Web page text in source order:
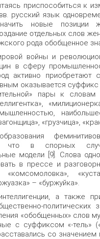
приспособиться к
русский язык
новые
отдельных слов
рода обобщенное
войны и
в сферу
активно приобретают
оказывается
пары к
«грузчица»,
что в спорных
модели [9]. Слова
в прессе и
– «буржуйка».
а также
политических
«обобщенных» слов
с суффиксом «-тель»
со